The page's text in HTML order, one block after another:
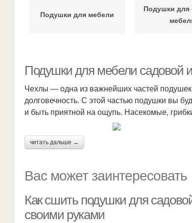
Подушки для мебели
Подушки для
Подушки для мебели садовой
Чехлы — одна из важнейших частей
долговечность. С этой частью подушки вы
и быть приятной на ощупь. Насекомые,
читать дальше →
Вас может заинтересовать
Как сшить подушки для
своими руками